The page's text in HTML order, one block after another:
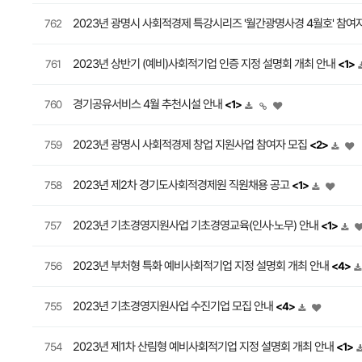
762 2023년 광명시 사회적경제 특강시리즈 '월간광명사경 4월호' 참여
761 2023년 상반기 (예비)사회적기업 인증 지정 설명회 개최 안내 <1>
760 경기공유서비스 4월 추천시설 안내 <1>
759 2023년 광명시 사회적경제 창업 지원사업 참여자 모집 <2>
758 2023년 제2차 경기도사회적경제원 직원채용 공고<1>
757 2023년 기초경영지원사업 기초경영교육(인사·노무) 안내 <1>
756 2023년 부처형 특화 예비사회적기업 지정 설명회 개최 안내 <4>
755 2023년 기초경영지원사업 수진기업 모집 안내 <4>
754 2023년 제1차 산림형 예비사회적기업 지정 설명회 개최 안내 <1>